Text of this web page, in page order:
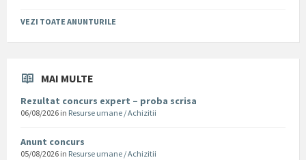
VEZI TOATE ANUNTURILE
MAI MULTE
Rezultat concurs expert – proba scrisa
06/08/2026 in Resurse umane / Achizitii
Anunt concurs
05/08/2026 in Resurse umane / Achizitii